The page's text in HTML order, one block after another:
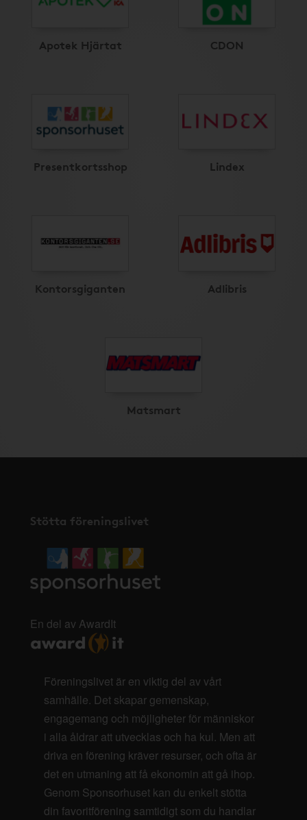
Apotek Hjärtat CDON
Presentkortsshop Lindex
Kontorsgiganten Adlibris
Matsmart
Stötta föreningslivet
En del av AwardIt
Föreningslivet är en viktig del av vårt
samhälle. Det skapar gemenskap,
engagemang och möjligheter för människor
i alla åldrar att utvecklas och ha kul. Men att
driva en förening kräver resurser, och ofta är
det en utmaning att få ekonomin att gå ihop.
Genom Sponsorhuset kan du enkelt stötta
din favoritförening samtidigt som du handlar